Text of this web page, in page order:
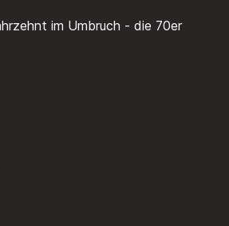
im Umbruch - die 70er